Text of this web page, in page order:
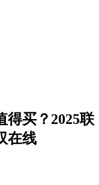
得买？2025联
在线